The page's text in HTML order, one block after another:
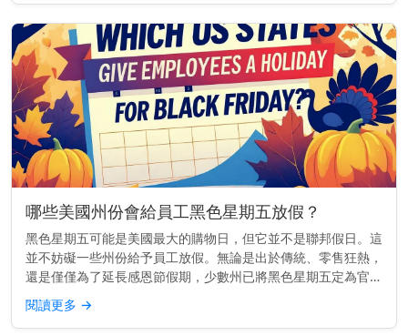
哪些美國州份會給員工黑色星期五放假？
黑色星期五可能是美國最大的購物日，但它並不是聯邦假日。這
並不妨礙一些州份給予員工放假。無論是出於傳統、零售狂熱，
還是僅僅為了延長感恩節假期，少數州已將黑色星期五定為官方
州假日，至少對公共部門的員工如此。 快速見解： 至少有25個
美國州份為部...
閱讀更多 →